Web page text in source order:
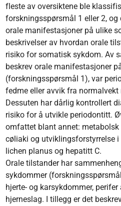
fleste av oversiktene ble
forskningsspørsmål 1 eller 2,
orale manifestasjoner på ulike
beskrivelser av hvordan orale
risiko for somatisk sykdom. Av
beskrev orale manifestasjoner
(forskningsspørsmål 1), var
fedme eller avvik fra
Dessuten har dårlig kontrollert
risiko for å utvikle periodontitt.
omfattet blant annet: metabolsk
cøliaki og utviklingsforstyrrelse
lichen planus og hepatitt C.
Orale tilstander har
sykdommer
hjerte- og karsykdommer,
hjerneslag. I tillegg er det